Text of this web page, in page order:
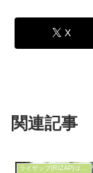
X
関連記事